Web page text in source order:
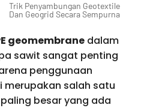
Trik Penyambungan Geotextile
Dan Geogrid Secara Sempurna
geomembranedalam
sawit sangat penting
penggunaan
merupakan salah satu
besar yang ada